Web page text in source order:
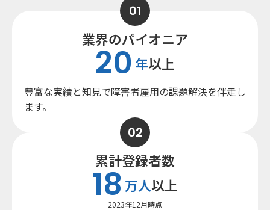
業界のパイオニア
20 年以上
豊富な実績と知見で障害者雇用の課題解決を伴走し
ます。
累計登録者数
18 万人以上
2023年12月時点